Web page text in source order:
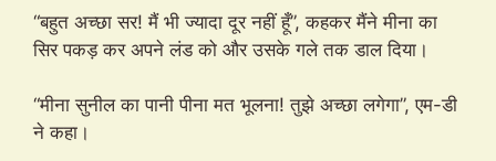
“बहुत अच्छा सर! मैं भी ज्यादा दूर नहीं हूँ”, कहकर मैंने मीना का
सिर पकड़ कर अपने लंड को और उसके गले तक डाल दिया।
“मीना सुनील का पानी पीना मत भूलना! तुझे अच्छा लगेगा”, एम-डी
ने कहा।